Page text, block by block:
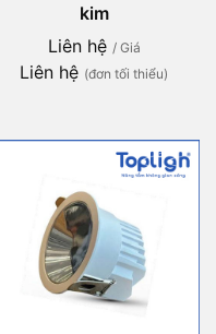
kim
Liên hệ / Giá
Liên hệ (đơn tối thiểu)